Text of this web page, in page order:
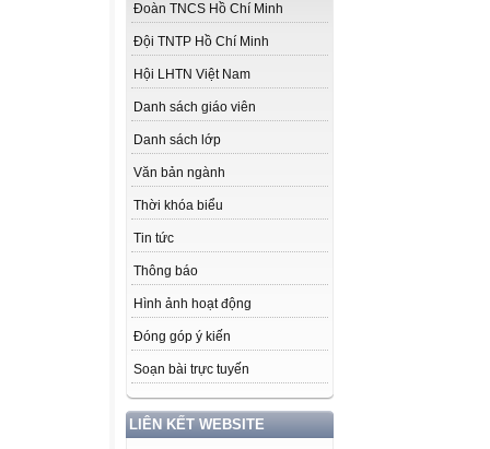
Đoàn TNCS Hồ Chí Minh
Đội TNTP Hồ Chí Minh
Hội LHTN Việt Nam
Danh sách giáo viên
Danh sách lớp
Văn bản ngành
Thời khóa biểu
Tin tức
Thông báo
Hình ảnh hoạt động
Đóng góp ý kiến
Soạn bài trực tuyến
LIÊN KẾT WEBSITE